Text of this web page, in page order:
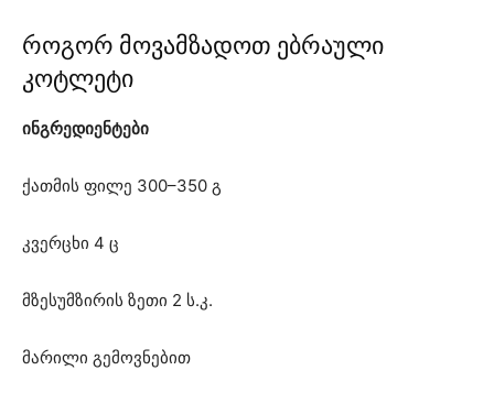
როგორ მოვამზადოთ ებრაული
კოტლეტი
ინგრედიენტები
ქათმის ფილე 300–350 გ
კვერცხი 4 ც
მზესუმზირის ზეთი 2 ს.კ.
მარილი გემოვნებით